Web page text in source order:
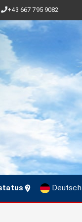
+43 667 795 9082
Deutsch